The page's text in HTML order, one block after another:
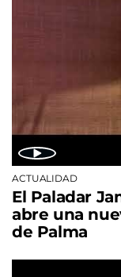
ACTUALIDAD
El Paladar
abre una
de Palma